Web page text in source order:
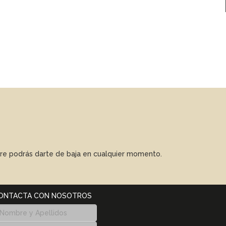
podrás darte de baja en cualquier momento.
CON NOSOTROS